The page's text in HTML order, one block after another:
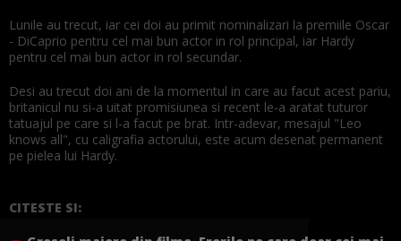
Lunile au trecut, iar cei doi au primit nominalizari la premiile Oscar
- DiCaprio pentru cel mai bun actor in rol principal, iar Hardy
pentru cel mai bun actor in rol secundar.
Desi au trecut doi ani de la momentul in care au facut acest pariu,
britanicul nu si-a uitat promisiunea si recent le-a aratat tuturor
tatuajul pe care si l-a facut pe brat. Intr-adevar, mesajul "Leo
knows all", cu caligrafia actorului, este acum desenat permanent
pe pielea lui Hardy.
CITESTE SI: